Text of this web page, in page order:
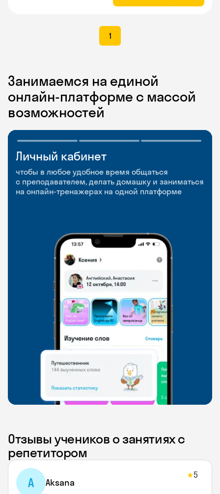
1
Занимаемся на единой
онлайн-платформе с массой
возможностей
Личный кабинет
чтобы в любое удобное время общаться
с преподавателем, делать домашку и заниматься
на онлайн-тренажерах на одной платформе
Мобильное
приложение
чтобы заниматься и изучать новые слова где
и когда удобно
Разговорные клубы
и Talks
Групповые занятия для разговорной практики
и индивидуальные встречи с преподавателями
Отзывы учеников о занятиях с
репетитором
A Aksana
★5